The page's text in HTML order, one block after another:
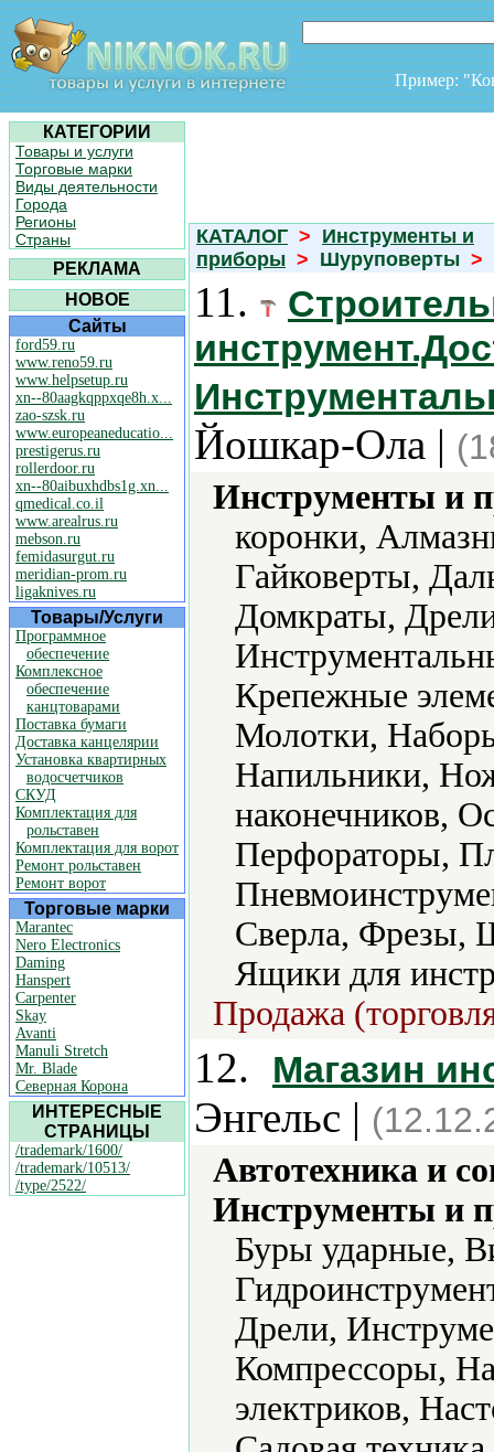
Пример:
КАТЕГОРИИ
Товары и услуги
Торговые марки
Виды деятельности
Города
Регионы
Страны
РЕКЛАМА
НОВОЕ
Сайты
ford59.ru
www.reno59.ru
www.helpsetup.ru
xn--80aagkqppxqe8h.x...
zao-szsk.ru
www.europeaneducatio...
prestigerus.ru
rollerdoor.ru
xn--80aibuxhdbs1g.xn...
qmedical.co.il
www.arealrus.ru
mebson.ru
femidasurgut.ru
meridian-prom.ru
ligaknives.ru
Товары/Услуги
Программное
обеспечение
Комплексное
обеспечение
канцтоварами
Поставка бумаги
Доставка канцелярии
Установка квартирных
водосчетчиков
СКУД
Комплектация для
рольставен
Комплектация для ворот
Ремонт рольставен
Ремонт ворот
Торговые марки
Marantec
Nero Electronics
Daming
Hanspert
Carpenter
Skay
Avanti
Manuli Stretch
Mr. Blade
Северная Корона
ИНТЕРЕСНЫЕ
СТРАНИЦЫ
/trademark/1600/
/trademark/10513/
/type/2522/
КАТАЛОГ > Инструменты и
приборы > Шуруповерты >
11.
Йошкар-Ола |
Инструменты и
коронки,
Гайковерты,
Домкраты,
Крепежные
Молотки,
Напильники,
наконечников,
Перфораторы,
Сверла, Фрезы,
Ящики для
Продажа
12. Магазин
Энгельс |
Автотехника и
Инструменты и
Буры ударные,
Дрели,
Компрессоры,
электриков,